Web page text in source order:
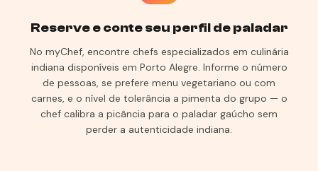
Reserve e conte seu perfil de paladar
No myChef, encontre chefs especializados em culinária
indiana disponíveis em Porto Alegre. Informe o número
de pessoas, se prefere menu vegetariano ou com
carnes, e o nível de tolerância a pimenta do grupo — o
chef calibra a picância para o paladar gaúcho sem
perder a autenticidade indiana.